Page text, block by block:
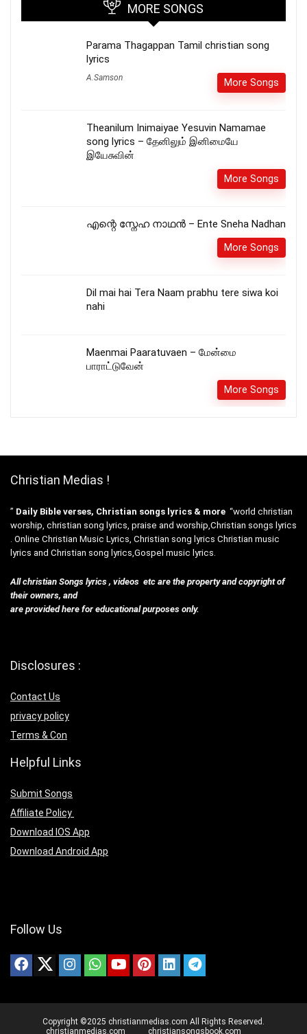
MORE SONGS
Parama Thagappan Tamil christian song
lyrics
A.Samson More Songs
Theanilum Inimaiyae Yesuvin Namamae
song lyrics – தேனிலும் இனிமையே
இயேசுவின்
More Songs
എന്റെ സ്നേഹ നാഥൻ – Ente Sneha Nadhan
More Songs
Dil mai hai Tera Naam prabhu tere siwa koi
nahi
Maenmai Paaratuvaen – மேன்மை
பாராட்டுவேன்
More Songs
Christian Medias !
” Daily Bible verses, Christian songs lyrics & more “world christian
worship, christian song lyrics, praise and worship,Christian songs lyrics
. Online Christian Music Lyrics, Christian song lyrics Christian music
lyrics and Christian song lyrics,Gospel music lyrics.
All christian Songs lyrics , videos etc are the property and copyright of
their owners, and
are provided here for educational purposes only.
Disclosures :
Contact Us
privacy policy
Terms & Con
Helpful Links
Submit Songs
Affiliate Policy
Download IOS App
Download Android App
Follow Us
Copyright ©2025 christianmedias.com All Rights Reserved.
christianmedias.com
christiansongsbook.com